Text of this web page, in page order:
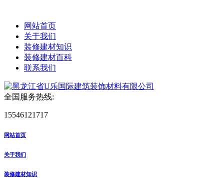
网站首页
关于我们
装修建材知识
装修建材百科
联系我们
全国服务热线:
15546121717
网站首页
关于我们
装修建材知识